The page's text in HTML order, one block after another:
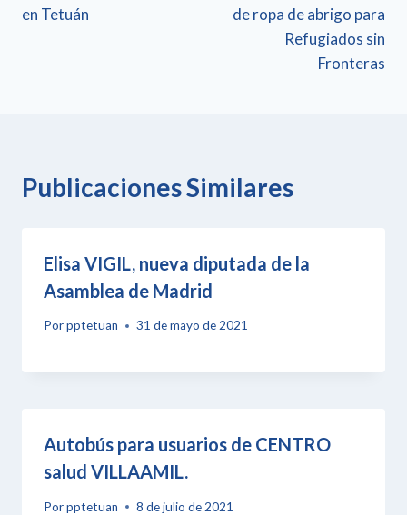
en Tetuán
de ropa de abrigo para
Refugiados sin
Fronteras
Publicaciones Similares
Elisa VIGIL, nueva diputada de la
Asamblea de Madrid
Porpptetuan 31 de mayo de 2021
Autobús para usuarios de CENTRO
salud VILLAAMIL.
Porpptetuan 8 de julio de 2021